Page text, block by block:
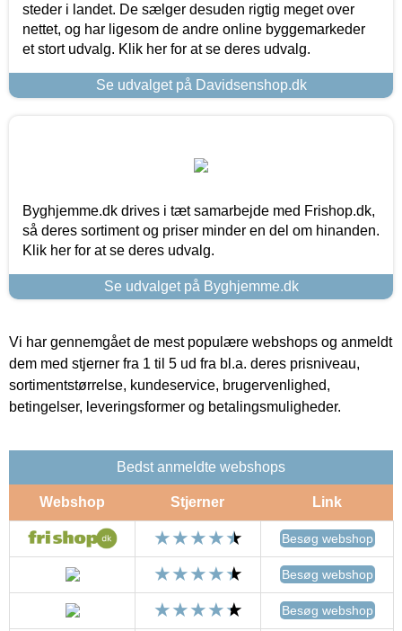
steder i landet. De sælger desuden rigtig meget over
nettet, og har ligesom de andre online byggemarkeder
et stort udvalg. Klik her for at se deres udvalg.
Se udvalget på Davidsenshop.dk
Byghjemme.dk drives i tæt samarbejde med Frishop.dk,
så deres sortiment og priser minder en del om hinanden.
Klik her for at se deres udvalg.
Se udvalget på Byghjemme.dk
Vi har gennemgået de mest populære webshops og anmeldt
dem med stjerner fra 1 til 5 ud fra bl.a. deres prisniveau,
sortimentstørrelse, kundeservice, brugervenlighed,
betingelser, leveringsformer og betalingsmuligheder.
Bedst anmeldte webshops
Webshop Stjerner Link
Besøg webshop
Besøg webshop
Besøg webshop